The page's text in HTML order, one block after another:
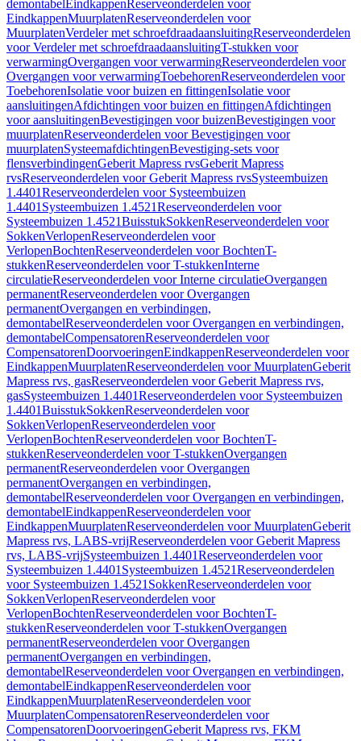
demontabelEindkappenReserveonderdelen voor
EindkappenMuurplatenReserveonderdelen voor
MuurplatenVerdeler met schroefdraadaansluitingReserveonderdelen
voor Verdeler met schroefdraadaansluitingT-stukken voor
verwarmingOvergangen voor verwarmingReserveonderdelen voor
Overgangen voor verwarmingToebehorenReserveonderdelen voor
ToebehorenIsolatie voor buizen en fittingenIsolatie voor
aansluitingenAfdichtingen voor buizen en fittingenAfdichtingen
voor aansluitingenBevestigingen voor buizenBevestigingen voor
muurplatenReserveonderdelen voor Bevestigingen voor
muurplatenSysteemafdichtingenBevestiging-sets voor
flensverbindingenGeberit Mapress rvsGeberit Mapress
rvsReserveonderdelen voor Geberit Mapress rvsSysteembuizen
1.4401Reserveonderdelen voor Systeembuizen
1.4401 Systeembuizen 1.4521Reserveonderdelen voor
Systeembuizen 1.4521BuisstukSokkenReserveonderdelen voor
SokkenVerlopenReserveonderdelen voor
VerlopenBochtenReserveonderdelen voor BochtenT-
stukkenReserveonderdelen voor T-stukkenInterne
circulatieReserveonderdelen voor Interne circulatieOvergangen
permanentReserveonderdelen voor Overgangen
permanentOvergangen en verbindingen,
demontabelReserveonderdelen voor Overgangen en verbindingen,
demontabelCompensatorenReserveonderdelen voor
CompensatorenDoorvoeringenEindkappenReserveonderdelen voor
EindkappenMuurplatenReserveonderdelen voor MuurplatenGeberit
Mapress rvs, gasReserveonderdelen voor Geberit Mapress rvs,
gasSysteembuizen 1.4401Reserveonderdelen voor Systeembuizen
1.4401BuisstukSokkenReserveonderdelen voor
SokkenVerlopenReserveonderdelen voor
VerlopenBochtenReserveonderdelen voor BochtenT-
stukkenReserveonderdelen voor T-stukkenOvergangen
permanentReserveonderdelen voor Overgangen
permanentOvergangen en verbindingen,
demontabelReserveonderdelen voor Overgangen en verbindingen,
demontabelEindkappenReserveonderdelen voor
EindkappenMuurplatenReserveonderdelen voor MuurplatenGeberit
Mapress rvs, LABS-vrijReserveonderdelen voor Geberit Mapress
rvs, LABS-vrijSysteembuizen 1.4401Reserveonderdelen voor
Systeembuizen 1.4401 Systeembuizen 1.4521Reserveonderdelen
voor Systeembuizen 1.4521 SokkenReserveonderdelen voor
SokkenVerlopenReserveonderdelen voor
VerlopenBochtenReserveonderdelen voor BochtenT-
stukkenReserveonderdelen voor T-stukkenOvergangen
permanentReserveonderdelen voor Overgangen
permanentOvergangen en verbindingen,
demontabelReserveonderdelen voor Overgangen en verbindingen,
demontabelEindkappenReserveonderdelen voor
EindkappenMuurplatenReserveonderdelen voor
MuurplatenCompensatorenReserveonderdelen voor
CompensatorenDoorvoeringenGeberit Mapress rvs, FKM